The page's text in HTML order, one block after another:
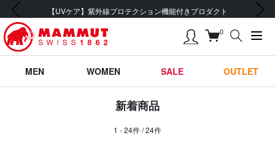
【UVケア】紫外線プロテクション機能付きプロダクト
前の画像 次の画像
0
MEN WOMEN SALE OUTLET
新着商品
1 - 24件 / 24件